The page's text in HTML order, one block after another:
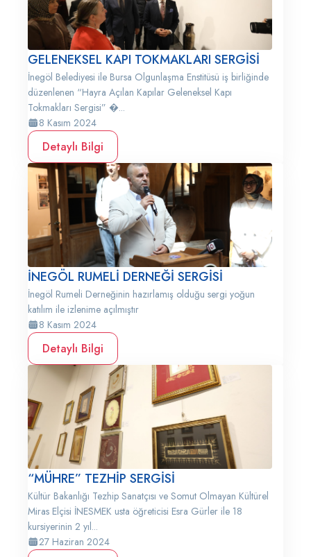
GELENEKSEL KAPI TOKMAKLARI SERGİSİ
İnegöl Belediyesi ile Bursa Olgunlaşma Enstitüsü iş birliğinde
düzenlenen “Hayra Açılan Kapılar Geleneksel Kapı
Tokmakları Sergisi” �...
8 Kasım 2024
Detaylı Bilgi
İNEGÖL RUMELİ DERNEĞİ SERGİSİ
İnegöl Rumeli Derneğinin hazırlamış olduğu sergi yoğun
katılım ile izlenime açılmıştır
8 Kasım 2024
Detaylı Bilgi
“MÜHRE” TEZHİP SERGİSİ
Kültür Bakanlığı Tezhip Sanatçısı ve Somut Olmayan Kültürel
Miras Elçisi İNESMEK usta öğreticisi Esra Gürler ile 18
kursiyerinin 2 yıl...
27 Haziran 2024